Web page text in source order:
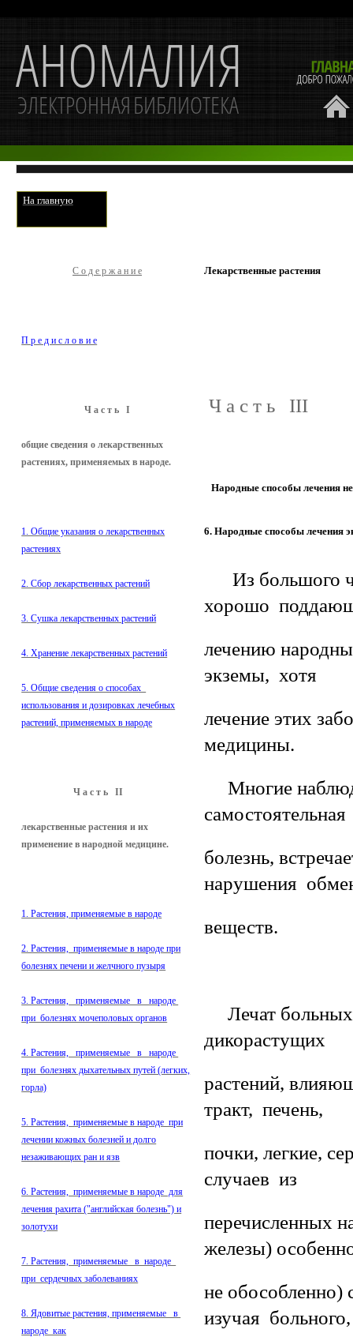
На главную
С о д е р ж а н и е
П р е д и с л о в и е
Ч а с т ь I
общие сведения о лекарственных
растениях, применяемых в народе.
1. Общие указания о лекарственных
растениях
2. Сбор лекарственных растений
3. Сушка лекарственных растений
4. Хранение лекарственных растений
5. Общие сведения о способах
использования и дозировках лечебных
растений, применяемых в народе
Ч а с т ь II
лекарственные растения и их
применение в народной медицине.
1. Растения, применяемые в народе
2. Растения, применяемые в народе при
болезнях печени и желчного пузыря
3. Растения, применяемые в народе
при болезнях мочеполовых органов
4. Растения, применяемые в народе
при болезнях дыхательных путей (легких,
горла)
5. Растения, применяемые в народе при
лечении кожных болезней и долго
незаживающих ран и язв
6. Растения, применяемые в народе для
лечения рахита ("английская болезнь") и
золотухи
7. Растения, применяемые в народе
при сердечных заболеваниях
8. Ядовитые растения, применяемые в
народе как
Лекарственные растения
Ч а с т ь III
Народные способы лечения
6. Народные способы лечения
Из большого
хорошо
лечению
экземы, хотя
лечение этих
медицины.
Многие
самостоятельная
болезнь,
нарушения
веществ.
Лечат больных
дикорастущих
растений,
тракт, печень,
почки, легкие,
случаев из
перечисленных
железы)
не обособленно)
изучая больного,